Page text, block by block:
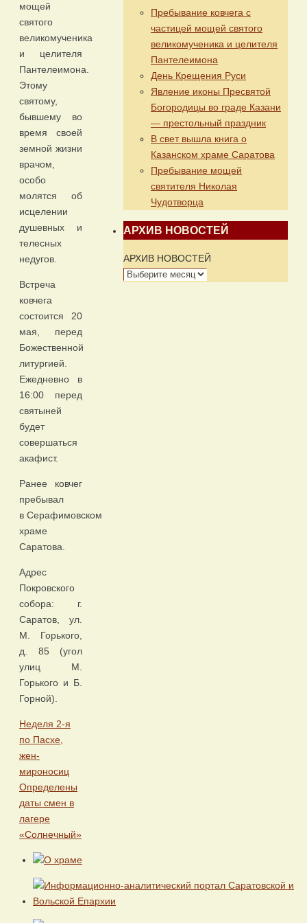
мощей
святого
великомученика
и целителя
Пантелеимона.
Этому
святому,
бывшему во
время своей
земной жизни
врачом,
особо
молятся об
исцелении
душевных и
телесных
недугов.
Встреча
ковчега
состоится 20
мая, перед
Божественной
литургией.
Ежедневно в
16:00 перед
святыней
будет
совершаться
акафист.
Ранее ковчег
пребывал
в Серафимовском
храме
Саратова.
Адрес
Покровского
собора: г.
Саратов, ул.
М. Горького,
д. 85 (угол
улиц М.
Горького и Б.
Горной).
Неделя 2-я
по Пасхе,
жен-
мироносиц
Определены
даты смен в
лагере
«Солнечный»
Пребывание ковчега с
частицей мощей святого
великомученика и целителя
Пантелеимона
День Крещения Руси
Явление иконы Пресвятой
Богородицы во граде Казани
— престольный праздник
В свет вышла книга о
Казанском храме Саратова
Пребывание мощей
святителя Николая
Чудотворца
АРХИВ НОВОСТЕЙ
АРХИВ НОВОСТЕЙ